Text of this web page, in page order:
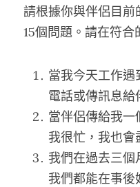
請根據你與伴侶目
15個問題。請在符
當我今天工作
電話或傳訊息給
當伴侶傳給我
我很忙，我也會
我們在過去三個
我們都能在事後